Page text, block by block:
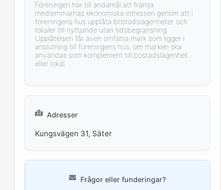
Föreningen har till ändamål att främja
medlemmarnas ekonomiska intressen genom att i
föreningens hus upplåta bostadslägenheter och
lokaler till nyttjande utan tidsbegränsning.
Upplåtelsen får även omfatta mark som ligger i
anslutning till föreningens hus, om marken ska
användas som komplement till bostadslägenhet
eller lokal.
Adresser
Kungsvägen 31, Säter
Frågor eller funderingar?